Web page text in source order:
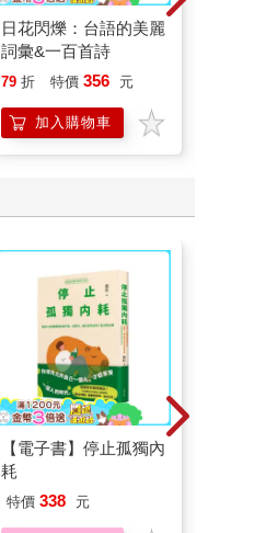
日花閃爍：台語的美麗
詞彙&一百首詩
79 折 特價 356 元
加入購物車
【電子書】停止孤獨內
耗
特價 338 元